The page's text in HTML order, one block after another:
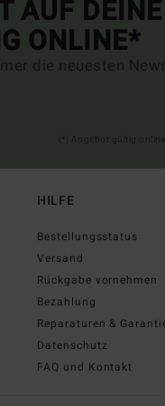
AUF
ONLINE*
die neuesten
HILFE
Bestellungsstatus
Versand
Rückgabe vornehmen
Bezahlung
Reparaturen &
Datenschutz
FAQ und Kontakt